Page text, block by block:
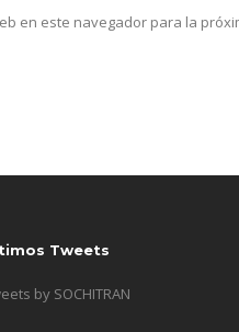
en este navegador para la
Tweets
by SOCHITRAN